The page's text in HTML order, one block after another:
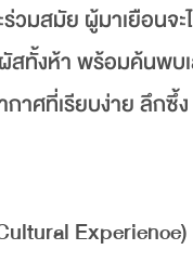
วมสมัย ผู้มาเยือน
ทั้งห้า พร้อมค้นพบ
าศที่เรียบง่าย ลึกซึ้
Experience)